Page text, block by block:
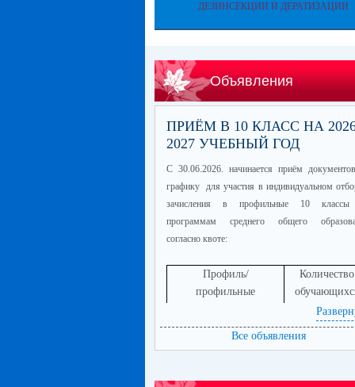
ДЕЗИНСЕКЦИИ И ДЕРАТИЗАЦИИ
Объявления
ПРИЁМ В 10 КЛАСС НА
2027 УЧЕБНЫЙ ГОД
С 30.06.2026. начинается приём
графику для участия в индивидуальном
зачисления в профильные 10
программам среднего общего
согласно квоте:
Профиль/
профильные
Количество
информационно-
профиль/
60
Все объявления